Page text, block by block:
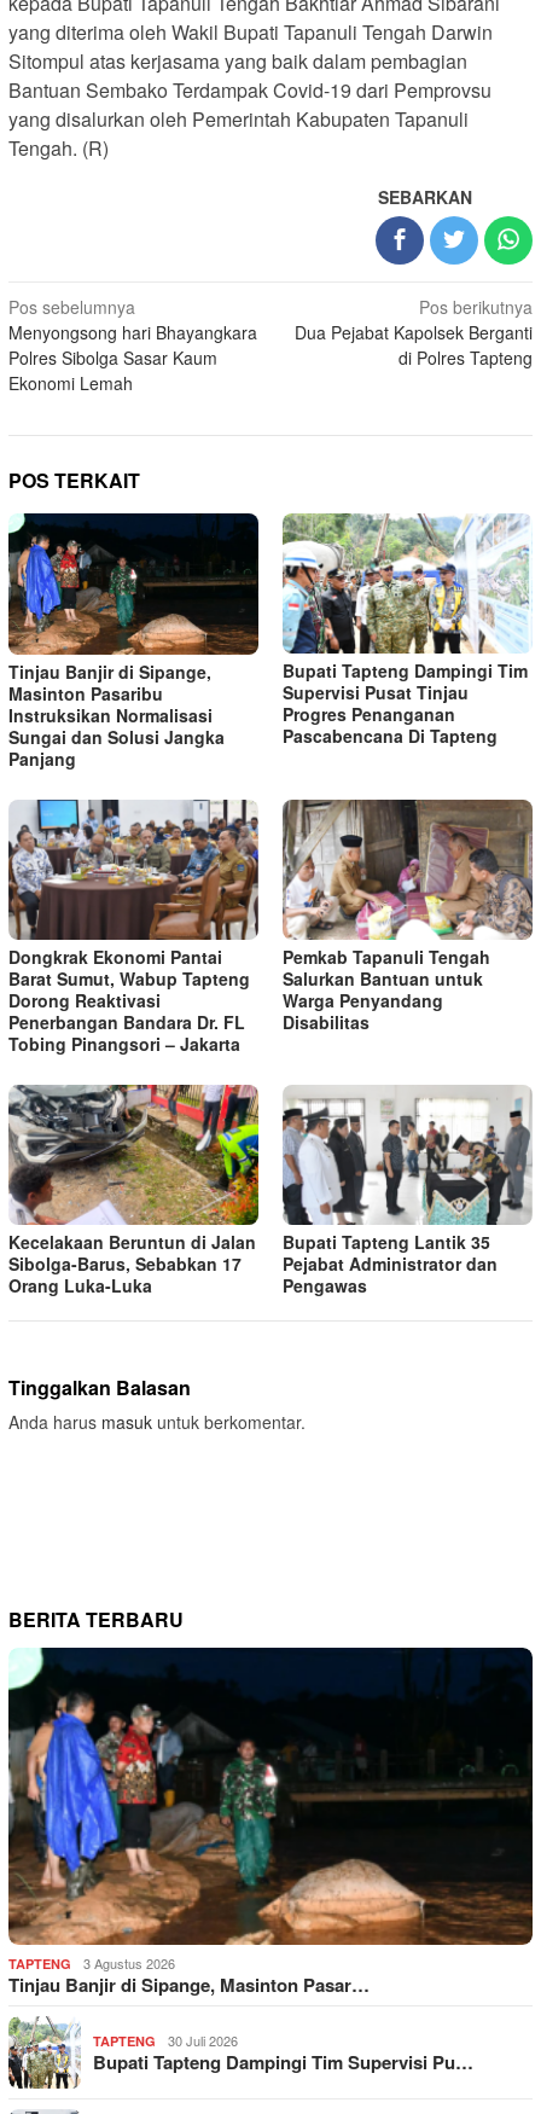
yang diterima oleh Wakil Bupati Tapanuli Tengah Darwin
Sitompul atas kerjasama yang baik dalam pembagian
Bantuan Sembako Terdampak Covid-19 dari Pemprovsu
yang disalurkan oleh Pemerintah Kabupaten Tapanuli
Tengah. (R)
SEBARKAN
Navigasi
pos
Pos sebelumnya
Menyongsong hari Bhayangkara
Polres Sibolga Sasar Kaum
Ekonomi Lemah
Pos berikutnya
Dua Pejabat Kapolsek Berganti
di Polres Tapteng
POS TERKAIT
Tinjau Banjir di Sipange,
Masinton Pasaribu
Instruksikan Normalisasi
Sungai dan Solusi Jangka
Panjang
Bupati Tapteng Dampingi Tim
Supervisi Pusat Tinjau
Progres Penanganan
Pascabencana Di Tapteng
Dongkrak Ekonomi Pantai
Barat Sumut, Wabup Tapteng
Dorong Reaktivasi
Penerbangan Bandara Dr. FL
Tobing Pinangsori – Jakarta
Pemkab Tapanuli Tengah
Salurkan Bantuan untuk
Warga Penyandang
Disabilitas
Kecelakaan Beruntun di Jalan
Sibolga-Barus, Sebabkan 17
Orang Luka-Luka
Bupati Tapteng Lantik 35
Pejabat Administrator dan
Pengawas
Tinggalkan Balasan
Anda harus masuk untuk berkomentar.
BERITA TERBARU
TAPTENG 3 Agustus 2026
Tinjau Banjir di Sipange, Masinton Pasar…
TAPTENG 30 Juli 2026
Bupati Tapteng Dampingi Tim Supervisi Pu…